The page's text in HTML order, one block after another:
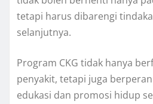
tetapi harus dibarengi
selanjutnya.
Program CKG tidak hanya
penyakit, tetapi juga
edukasi dan promosi hidup